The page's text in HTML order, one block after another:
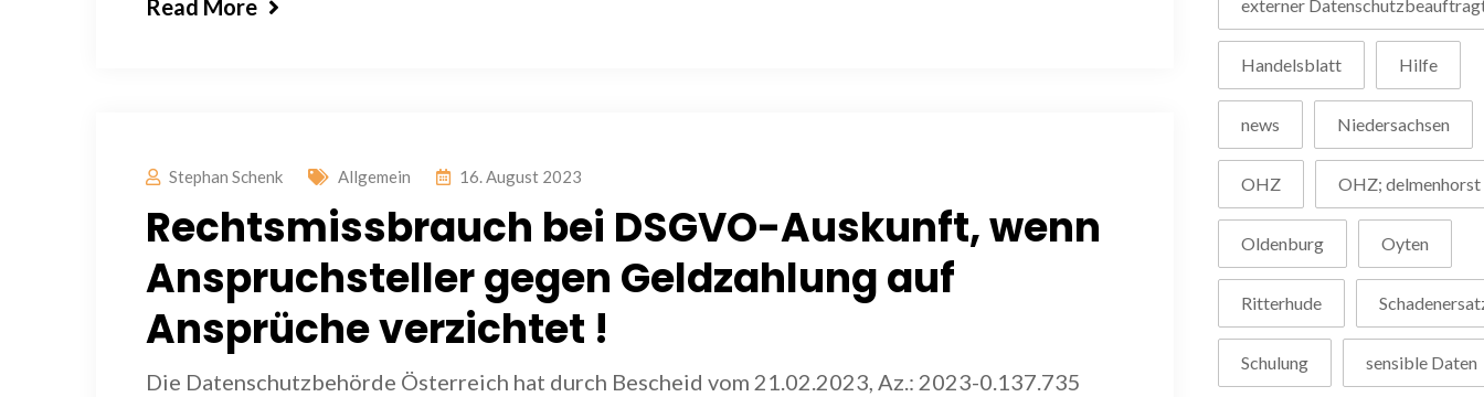
Read More
Stephan Schenk Allgemein 16. August 2023
Rechtsmissbrauch bei DSGVO-Auskunft, wenn
Anspruchsteller gegen Geldzahlung auf
Ansprüche verzichtet !
Die Datenschutzbehörde Österreich hat durch Bescheid vom 21.02.2023, Az.: 2023-0.137.735
externer
Handelsblatt Hilfe
news Niedersachsen
OHZ OHZ; delmenhorst
Oldenburg Oyten
Ritterhude
Schulung sensible Daten